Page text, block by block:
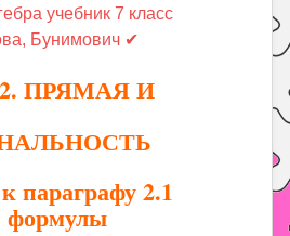
учебник 7 класс
Бунимович ✔
ПРЯМАЯ И
параграфу 2.1
формулы